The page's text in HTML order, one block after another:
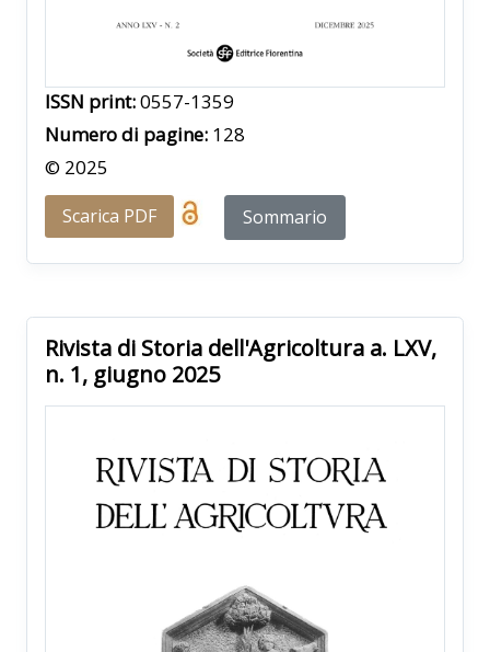
ISSN print:0557-1359
Numero di pagine: 128
© 2025
Scarica PDF Sommario
Rivista di Storia dell'Agricoltura a. LXV,
n. 1, giugno 2025